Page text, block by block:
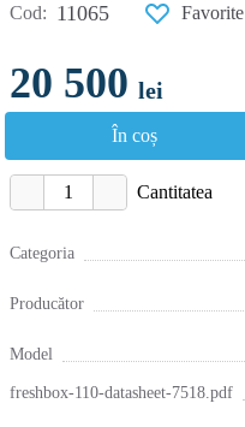
Cod: 11065 Favorite
20 500 lei
În coș
Cantitatea
Categoria
Producător
Model
freshbox-110-datasheet-7518.pdf